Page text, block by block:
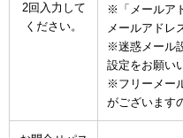
2回入力して
ください。
※「メールア
メールアドレ
※迷惑メール
設定をお願い
※フリーメー
がございます